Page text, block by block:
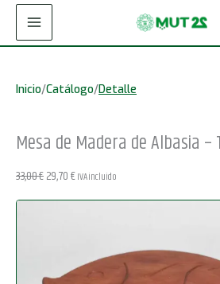
Inicio/Catálogo/Detalle
Mesa de Madera de Albasia
33,00€El
precio
29,70€El
precio
29,70 €.
IVA incluido
¡Oferta!
Madera
de
-
cantidad